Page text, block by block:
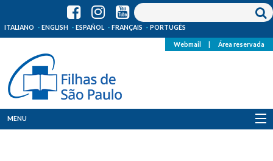
ITALIANO ENGLISH ESPAÑOL FRANÇAIS PORTUGÊS
Webmail Área reservada
MENU